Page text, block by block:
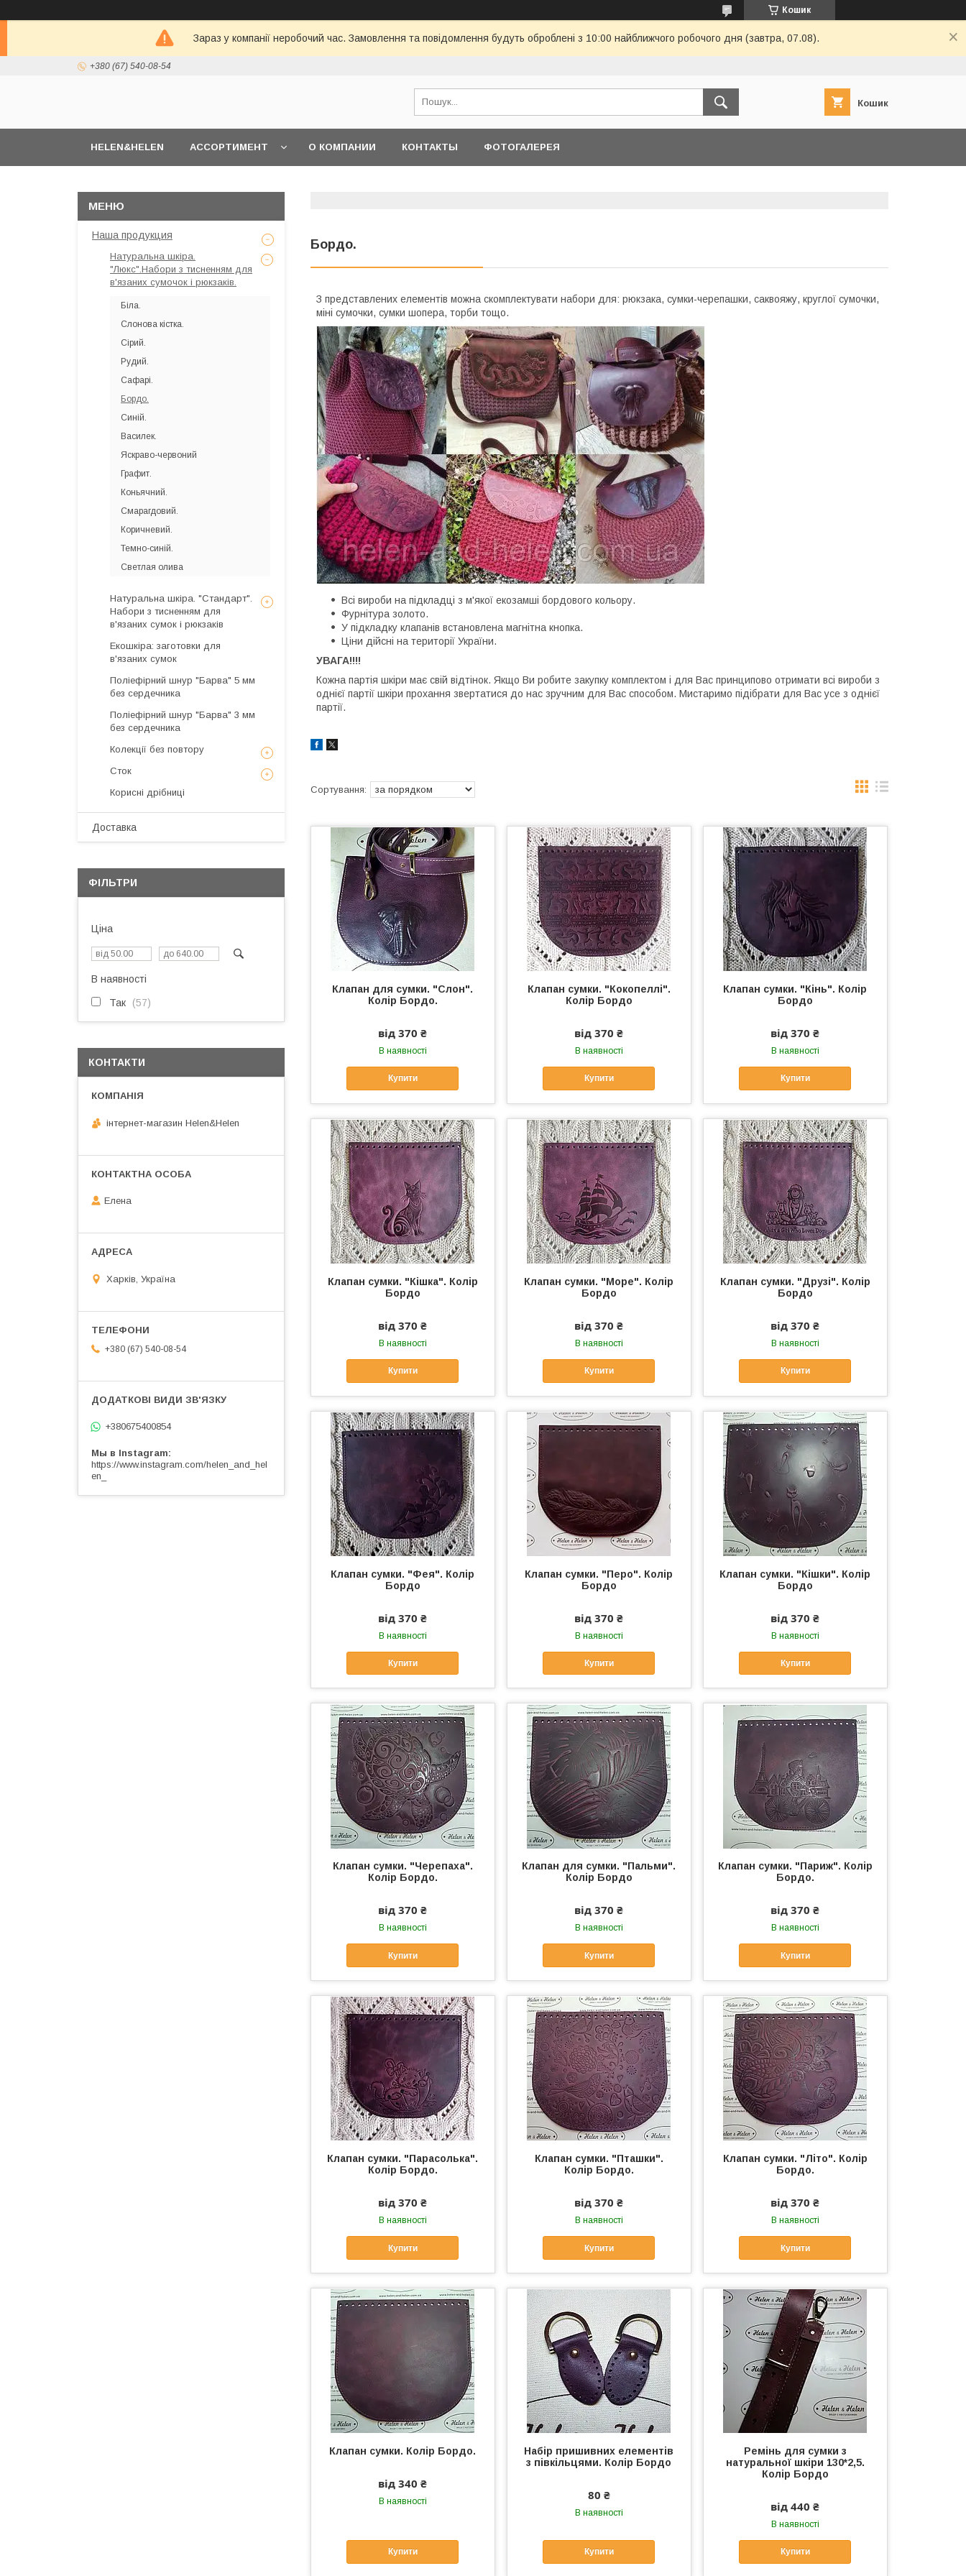
Кошик
Зараз у компанії неробочий час. Замовлення та повідомлення будуть оброблені з 10:00 найближчого робочого дня (завтра, 07.08).
+380 (67) 540-08-54
Кошик
HELEN&HELEN АССОРТИМЕНТ О КОМПАНИИ КОНТАКТЫ ФОТОГАЛЕРЕЯ
Бордо.
З представлених елементів можна скомплектувати набори для: рюкзака, сумки-черепашки, саквояжу, круглої сумочки,
міні сумочки, сумки шопера, торби тощо.
Всі вироби на підкладці з м'якої екозамші бордового кольору.
Фурнітура золото.
У підкладку клапанів встановлена магнітна кнопка.
Ціни дійсні на території України.
УВАГА!!!!
Кожна партія шкіри має свій відтінок. Якщо Ви робите закупку комплектом і для Вас принципово отримати всі вироби з
однієї партії шкіри прохання звертатися до нас зручним для Вас способом. Мистаримо підібрати для Вас усе з однієї
партії.
Клапан для сумки. "Слон".
Колір Бордо.
від 370 ₴
В наявності
Купити
Клапан сумки. "Кокопеллі".
Колір Бордо
від 370 ₴
В наявності
Купити
Клапан сумки. "Кінь". Колір
Бордо
від 370 ₴
В наявності
Купити
Клапан сумки. "Кішка". Колір
Бордо
від 370 ₴
В наявності
Купити
Клапан сумки. "Море". Колір
Бордо
від 370 ₴
В наявності
Купити
Клапан сумки. "Друзі". Колір
Бордо
від 370 ₴
В наявності
Купити
Клапан сумки. "Фея". Колір
Бордо
від 370 ₴
В наявності
Купити
Клапан сумки. "Перо". Колір
Бордо
від 370 ₴
В наявності
Купити
Клапан сумки. "Кішки". Колір
Бордо
від 370 ₴
В наявності
Купити
Клапан сумки. "Черепаха".
Колір Бордо.
від 370 ₴
В наявності
Купити
Клапан для сумки. "Пальми".
Колір Бордо
від 370 ₴
В наявності
Купити
Клапан сумки. "Париж". Колір
Бордо.
від 370 ₴
В наявності
Купити
Клапан сумки. "Парасолька".
Колір Бордо.
від 370 ₴
В наявності
Купити
Клапан сумки. "Пташки".
Колір Бордо.
від 370 ₴
В наявності
Купити
Клапан сумки. "Літо". Колір
Бордо.
від 370 ₴
В наявності
Купити
Клапан сумки. Колір Бордо.
від 340 ₴
В наявності
Купити
Набір пришивних елементів
з півкільцями. Колір Бордо
80 ₴
В наявності
Купити
Ремінь для сумки з
натуральної шкіри 130*2,5.
Колір Бордо
від 440 ₴
В наявності
Купити
Наша продукция
Натуральна шкіра.
"Люкс".Набори з тисненням для
в'язаних сумочок і рюкзаків.
Біла.
Слонова кістка.
Сірий.
Рудий.
Сафарі.
Бордо.
Синій.
Василек.
Яскраво-червоний
Графит.
Коньячний.
Смарагдовий.
Коричневий.
Темно-синій.
Светлая олива
Натуральна шкіра. "Стандарт".
Набори з тисненням для
в'язаних сумок і рюкзаків
Екошкіра: заготовки для
в'язаних сумок
Поліефірний шнур "Барва" 5 мм
без сердечника
Поліефірний шнур "Барва" 3 мм
без сердечника
Колекції без повтору
Сток
Корисні дрібниці
Доставка
ФІЛЬТРИ
Ціна
В наявності
Так 57
КОНТАКТИ
інтернет-магазин Helen&Helen
Елена
Харків, Україна
+380 (67) 540-08-54
+380675400854
Мы в Instagram
https://www.instagram.com/helen_and_hel
en_